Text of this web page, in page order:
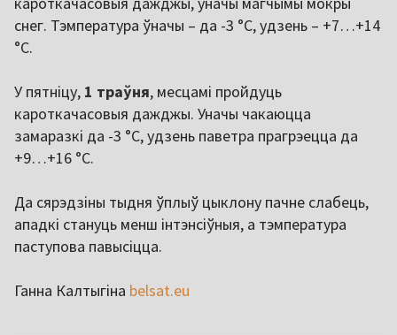
снег. Тэмпература ўначы – да -3 °C, удзень – +7…+14
°C.
У пятніцу, 1 траўня, месцамі пройдуць
кароткачасовыя дажджы. Уначы чакаюцца
замаразкі да -3 °C, удзень паветра прагрэецца да
+9…+16 °C.
Да сярэдзіны тыдня ўплыў цыклону пачне слабець,
ападкі стануць менш інтэнсіўныя, а тэмпература
паступова павысіцца.
Ганна Калтыгіна belsat.eu